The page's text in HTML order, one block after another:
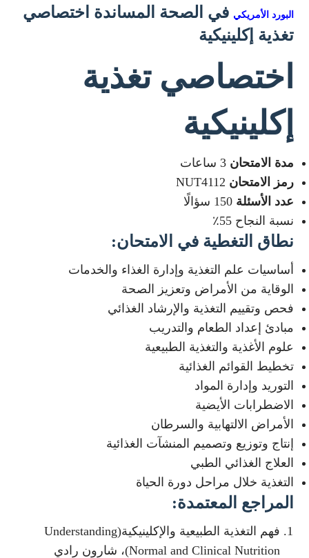
البورد الأمريكي في الصحة المساندة اختصاصي
تغذية إكلينيكية
اختصاصي تغذية
إكلينيكية
مدة الامتحان3 ساعات
رمز الامتحان NUT4112
عدد الأسئلة150 سؤالًا
نسبة النجاح 55٪
نطاق التغطية في الامتحان:
أساسيات علم التغذية وإدارة الغذاء والخدمات
الوقاية من الأمراض وتعزيز الصحة
فحص وتقييم التغذية والإرشاد الغذائي
مبادئ إعداد الطعام والتدريب
علوم الأغذية والتغذية الطبيعية
تخطيط القوائم الغذائية
التوريد وإدارة المواد
الاضطرابات الأيضية
الأمراض الالتهابية والسرطان
إنتاج وتوزيع وتصميم المنشآت الغذائية
العلاج الغذائي الطبي
التغذية خلال مراحل دورة الحياة
المراجع المعتمدة:
فهم التغذية الطبيعية والإكلينيكية(Understanding
Normal and Clinical Nutrition)، شارون رادي